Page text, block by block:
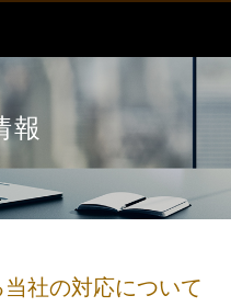
報
社の対応について